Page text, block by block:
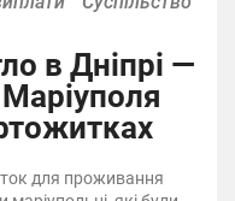
в Дніпрі —
для проживання